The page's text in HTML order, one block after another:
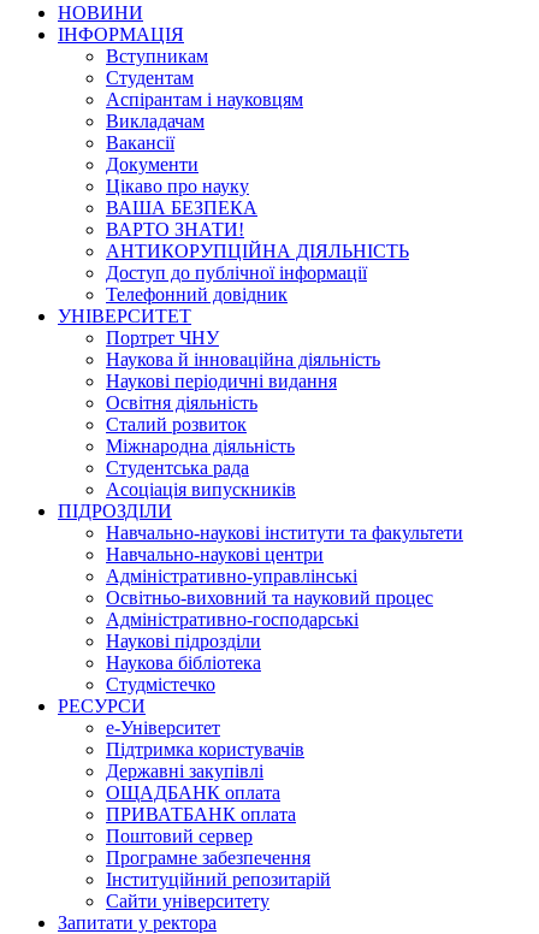
НОВИНИ
ІНФОРМАЦІЯ
Вступникам
Студентам
Аспірантам і науковцям
Викладачам
Вакансії
Документи
Цікаво про науку
ВАША БЕЗПЕКА
ВАРТО ЗНАТИ!
АНТИКОРУПЦІЙНА ДІЯЛЬНІСТЬ
Доступ до публічної інформації
Телефонний довідник
УНІВЕРСИТЕТ
Портрет ЧНУ
Наукова й інноваційна діяльність
Наукові періодичні видання
Освітня діяльність
Сталий розвиток
Міжнародна діяльність
Студентська рада
Асоціація випускників
ПІДРОЗДІЛИ
Навчально-наукові інститути та факультети
Навчально-наукові центри
Адміністративно-управлінські
Освітньо-виховний та науковий процес
Адміністративно-господарські
Наукові підрозділи
Наукова бібліотека
Студмістечко
РЕСУРСИ
е-Університет
Підтримка користувачів
Державні закупівлі
ОЩАДБАНК оплата
ПРИВАТБАНК оплата
Поштовий сервер
Програмне забезпечення
Інституційний репозитарій
Сайти університету
Запитати у ректора